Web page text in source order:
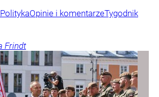
PolitykaOpinie i komentarzeTygodnik
Frindt